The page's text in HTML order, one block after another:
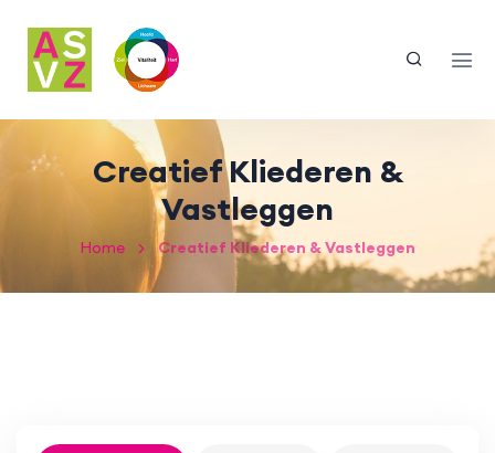
Creatief Kliederen &
Vastleggen
Home Creatief Kliederen & Vastleggen